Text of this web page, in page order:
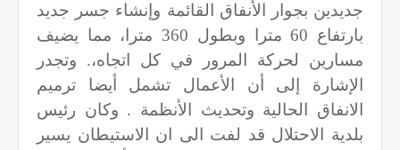
جديدين بجوار الأنفاق القائمة وإنشاء جسر جديد
بارتفاع 60 مترا وبطول 360 مترا، مما يضيف
مسارين لحركة المرور في كل اتجاه،. وتجدر
الإشارة إلى أن الأعمال تشمل أيضا ترميم
الانفاق الحالية وتحديث الأنظمة . وكان رئيس
بلدية الاحتلال قد لفت الى ان الاستيطان يسير